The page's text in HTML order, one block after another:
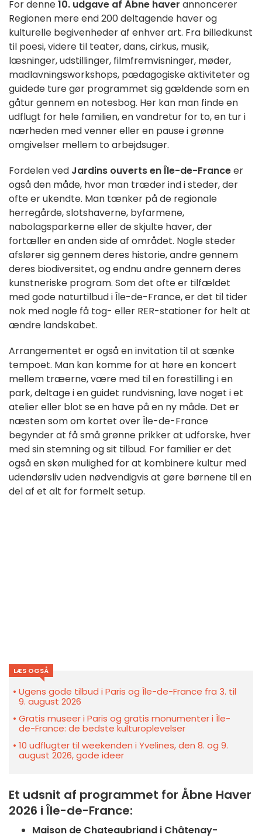
For denne10. udgave af Åbne haver annoncerer
Regionen mere end 200 deltagende haver og
kulturelle begivenheder af enhver art. Fra billedkunst
til poesi, videre til teater, dans, cirkus, musik,
læsninger, udstillinger, filmfremvisninger, møder,
madlavningsworkshops, pædagogiske aktiviteter og
guidede ture gør programmet sig gældende som en
gåtur gennem en notesbog. Her kan man finde en
udflugt for hele familien, en vandretur for to, en tur i
nærheden med venner eller en pause i grønne
omgivelser mellem to arbejdsuger.
Fordelen ved Jardins ouverts en Île-de-Franceer
også den måde, hvor man træder ind i steder, der
ofte er ukendte. Man tænker på de regionale
herregårde, slotshaverne, byfarmene,
nabolagsparkerne eller de skjulte haver, der
fortæller en anden side af området. Nogle steder
afslører sig gennem deres historie, andre gennem
deres biodiversitet, og endnu andre gennem deres
kunstneriske program. Som det ofte er tilfældet
med gode naturtilbud i Île-de-France, er det til tider
nok med nogle få tog- eller RER-stationer for helt at
ændre landskabet.
Arrangementet er også en invitation til at sænke
tempoet. Man kan komme for at høre en koncert
mellem træerne, være med til en forestilling i en
park, deltage i en guidet rundvisning, lave noget i et
atelier eller blot se en have på en ny måde. Det er
næsten som om kortet over Île-de-France
begynder at få små grønne prikker at udforske, hver
med sin stemning og sit tilbud. For familier er det
også en skøn mulighed for at kombinere kultur med
udendørsliv uden nødvendigvis at gøre børnene til en
del af et alt for formelt setup.
LÆS OGSÅ
Ugens gode tilbud i Paris og Île-de-France fra 3. til
9. august 2026
Gratis museer i Paris og gratis monumenter i Île-
de-France: de bedste kulturoplevelser
10 udflugter til weekenden i Yvelines, den 8. og 9.
august 2026, gode ideer
Et udsnit af programmet for Åbne Haver
2026 i Île-de-France:
Maison de Chateaubriand i Châtenay-